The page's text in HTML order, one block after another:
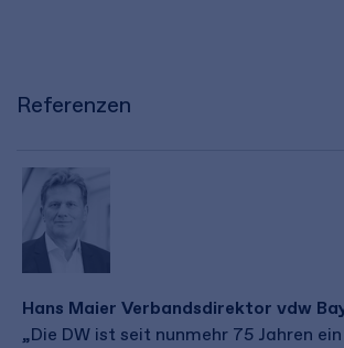
Referenzen
Hans Maier Verbandsdirektor vdw
„Die DW ist seit nunmehr 75 Jahren